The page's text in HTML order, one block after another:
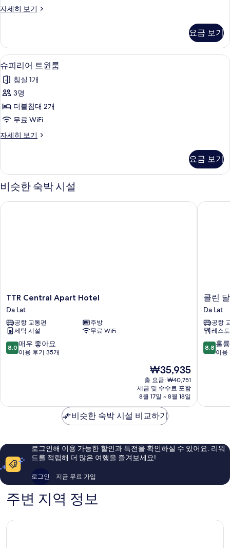
룸
진
모
두
보
기
자세히 보기
슈
더
블
룸
자
세
히
기
요금 보기
슈
피
리
어
트
룸
진
모
두
보
슈피리어 트윈룸 | 미니바, 객실 내 금
7
슈피리어 트윈룸
침실 1개
3명
더블침대 2개
무료 WiFi
자세히 보기
슈
트
윈
룸
세
요금 보기
비슷한 숙박 시설
TTR
Central
Apart
Hotel
Da
Lat
TTR Central Apart Hotel
Da Lat
공항 교통편
주방
세탁 시설
무료 WiFi
10
점
매
요,
용
후
개
8.0 매우 좋아요
이용 후기 35개
현
재
요
금
₩35,935
₩35,935
총 요금: ₩40,751
세금 및 수수료 포함
8월 17일 ~ 8월 18일
TTR Central Apart Hotel
콜
린
달
랏
Da
Lat
콜린
Da Lat
공항
레스
10
점
훌
이
용
8.8 훌
이용
콜린 달
비슷한 숙박 시설 비교하기
로그인해 이용 가능한 할인과 특전을 확인하실 수 있어요. 리워
드를 적립해 더 많은 여행을 즐겨보세요!
로그인 지금 무료 가입
주변 지역 정보